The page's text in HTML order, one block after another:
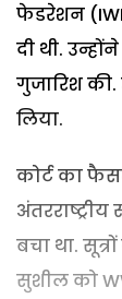
फेडरेशन
दी थी.
गुजारिश
लिया.
कोर्ट का
बचा था.
सुशील को